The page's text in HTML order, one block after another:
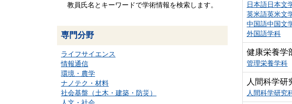
教員氏名とキーワードで学術情報を検索します。
専門分野
ライフサイエンス
情報通信
環境・農学
ナノテク・材料
社会基盤（土木・建築・防災）
日本語日本文
英米語英米文
中国語中国文
外国語学科
健康栄養学
管理栄養学科
人間科学研
人間科学研究